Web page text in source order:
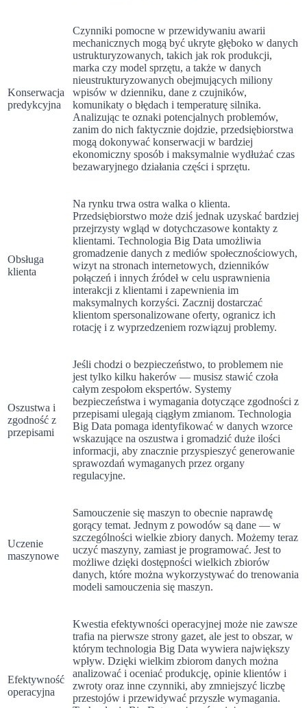
Konserwacja
predykcyjna
Czynniki pomocne w przewidywaniu awarii
mechanicznych mogą być ukryte głęboko w danych
ustrukturyzowanych, takich jak rok produkcji,
marka czy model sprzętu, a także w danych
nieustrukturyzowanych obejmujących miliony
wpisów w dzienniku, dane z czujników,
komunikaty o błędach i temperaturę silnika.
Analizując te oznaki potencjalnych problemów,
zanim do nich faktycznie dojdzie, przedsiębiorstwa
mogą dokonywać konserwacji w bardziej
ekonomiczny sposób i maksymalnie wydłużać czas
bezawaryjnego działania części i sprzętu.
Obsługa
klienta
Na rynku trwa ostra walka o klienta.
Przedsiębiorstwo może dziś jednak uzyskać bardziej
przejrzysty wgląd w dotychczasowe kontakty z
klientami. Technologia Big Data umożliwia
gromadzenie danych z mediów społecznościowych,
wizyt na stronach internetowych, dzienników
połączeń i innych źródeł w celu usprawnienia
interakcji z klientami i zapewnienia im
maksymalnych korzyści. Zacznij dostarczać
klientom spersonalizowane oferty, ogranicz ich
rotację i z wyprzedzeniem rozwiązuj problemy.
Oszustwa i
zgodność z
przepisami
Jeśli chodzi o bezpieczeństwo, to problemem nie
jest tylko kilku hakerów — musisz stawić czoła
całym zespołom ekspertów. Systemy
bezpieczeństwa i wymagania dotyczące zgodności z
przepisami ulegają ciągłym zmianom. Technologia
Big Data pomaga identyfikować w danych wzorce
wskazujące na oszustwa i gromadzić duże ilości
informacji, aby znacznie przyspieszyć generowanie
sprawozdań wymaganych przez organy
regulacyjne.
Uczenie
maszynowe
Samouczenie się maszyn to obecnie naprawdę
gorący temat. Jednym z powodów są dane — w
szczególności wielkie zbiory danych. Możemy teraz
uczyć maszyny, zamiast je programować. Jest to
możliwe dzięki dostępności wielkich zbiorów
danych, które można wykorzystywać do trenowania
modeli samouczenia się maszyn.
Efektywność
operacyjna
Kwestia efektywności operacyjnej może nie zawsze
trafia na pierwsze strony gazet, ale jest to obszar, w
którym technologia Big Data wywiera największy
wpływ. Dzięki wielkim zbiorom danych można
analizować i oceniać produkcję, opinie klientów i
zwroty oraz inne czynniki, aby zmniejszyć liczbę
przestojów i przewidywać przyszłe wymagania.